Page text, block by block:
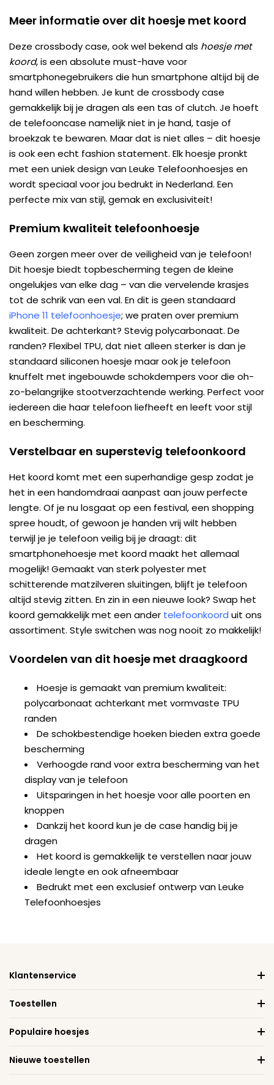
Meer informatie over dit hoesje met koord
Deze crossbody case, ook wel bekend als hoesje met
koord, is een absolute must-have voor
smartphonegebruikers die hun smartphone altijd bij de
hand willen hebben. Je kunt de crossbody case
gemakkelijk bij je dragen als een tas of clutch. Je hoeft
de telefooncase namelijk niet in je hand, tasje of
broekzak te bewaren. Maar dat is niet alles – dit hoesje
is ook een echt fashion statement. Elk hoesje pronkt
met een uniek design van Leuke Telefoonhoesjes en
wordt speciaal voor jou bedrukt in Nederland. Een
perfecte mix van stijl, gemak en exclusiviteit!
Premium kwaliteit telefoonhoesje
Geen zorgen meer over de veiligheid van je telefoon!
Dit hoesje biedt topbescherming tegen de kleine
ongelukjes van elke dag – van die vervelende krasjes
tot de schrik van een val. En dit is geen standaard
iPhone 11 telefoonhoesje; we praten over premium
kwaliteit. De achterkant? Stevig polycarbonaat. De
randen? Flexibel TPU, dat niet alleen sterker is dan je
standaard siliconen hoesje maar ook je telefoon
knuffelt met ingebouwde schokdempers voor die oh-
zo-belangrijke stootverzachtende werking. Perfect voor
iedereen die haar telefoon liefheeft en leeft voor stijl
en bescherming.
Verstelbaar en superstevig telefoonkoord
Het koord komt met een superhandige gesp zodat je
het in een handomdraai aanpast aan jouw perfecte
lengte. Of je nu losgaat op een festival, een shopping
spree houdt, of gewoon je handen vrij wilt hebben
terwijl je je telefoon veilig bij je draagt: dit
smartphonehoesje met koord maakt het allemaal
mogelijk! Gemaakt van sterk polyester met
schitterende matzilveren sluitingen, blijft je telefoon
altijd stevig zitten. En zin in een nieuwe look? Swap het
koord gemakkelijk met een ander telefoonkoord uit ons
assortiment. Style switchen was nog nooit zo makkelijk!
Voordelen van dit hoesje met draagkoord
Hoesje is gemaakt van premium kwaliteit:
polycarbonaat achterkant met vormvaste TPU
randen
De schokbestendige hoeken bieden extra goede
bescherming
Verhoogde rand voor extra bescherming van het
display van je telefoon
Uitsparingen in het hoesje voor alle poorten en
knoppen
Dankzij het koord kun je de case handig bij je
dragen
Het koord is gemakkelijk te verstellen naar jouw
ideale lengte en ook afneembaar
Bedrukt met een exclusief ontwerp van Leuke
Telefoonhoesjes
Klantenservice
Toestellen
Populaire hoesjes
Nieuwe toestellen